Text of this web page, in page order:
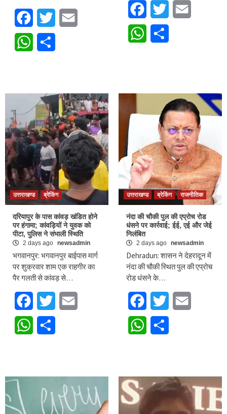
FacebookTwitter
WhatsApp
FacebookTwitter
WhatsApp
उत्तराखण्ड ब्रेकिंग
दरियापुर के पास कांवड़ खंडित होने
पर हंगामा; कांवड़ियों ने युवक को
पीटा, पुलिस ने संभाली स्थिति
2 days ago newsadmin
भगवानपुर: भगवानपुर बाईपास मार्ग
पर शुक्रवार शाम एक राहगीर का
पैर गलती से कांवड़ से…
FacebookTwitter
WhatsApp
उत्तराखण्ड ब्रेकिंग राजनीतिक
नंदा की चौकी पुल की एप्राेच रोड
धंसने पर कार्रवाई; ईई, एई और जेई
निलंबित
2 days ago newsadmin
Dehradun: शासन ने देहरादून में
नंदा की चौकी स्थित पुल की एप्रोच
रोड धंसने के…
FacebookTwitter
WhatsApp